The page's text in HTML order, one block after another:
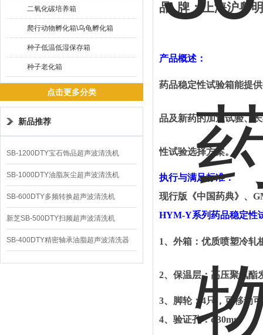
二氧化碳培养箱
爬行动物孵化箱\乌龟孵化箱
种子低温低湿保存箱
种子老化箱
点击更多分类
新品推荐
SB-1200DTY宝石饰品超声波清洗机
SB-1000DTY油脂灰尘超声波清洗机
SB-600DTY多频转换超声波清洗机
新芝SB-500DTY扫频超声波清洗机
SB-400DTY精密轴承油脂超声波清洗器
品 牌： 上海沪粤明
产品概述：
药品稳定性试验箱能提
品及新药的加速试验、
性试验选择方案。
执行与满足标准：
现行版《中国药典》、
HYM-Y系列药品稳定性
1、 外箱：优质喷塑冷轧
2、 保温层：高压聚氨酯
3、 脚轮： 4只，可移动
4、 验证孔：φ 30mm